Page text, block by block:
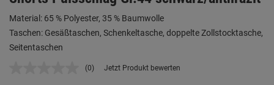
Material: 65 % Polyester, 35 % Baumwolle
Taschen: Gesäßtaschen, Schenkeltasche, doppelte Zollstocktasche,
Seitentaschen
Kein
(0) Jetzt Produkt bewerten